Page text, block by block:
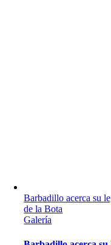
Barbadillo acerca su
de la Bota
Galería